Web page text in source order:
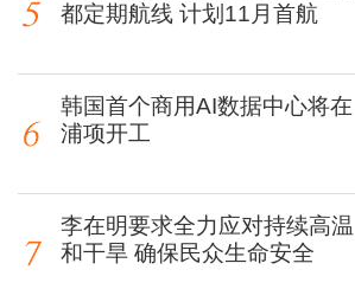
都定期航线 计划11月首航
韩国首个商用AI数据中心将在
浦项开工
李在明要求全力应对持续高温
和干旱 确保民众生命安全